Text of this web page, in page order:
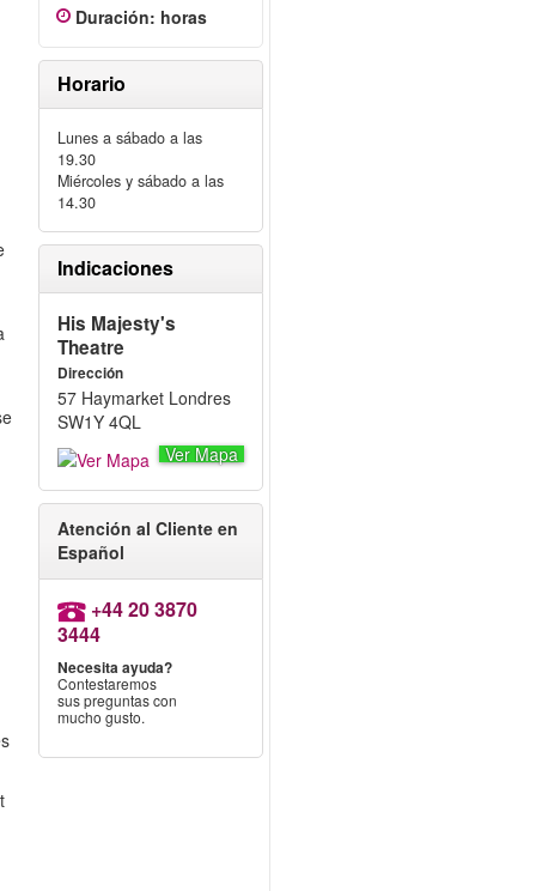
Duración: horas
Horario
Lunes a sábado a las
19.30
Miércoles y sábado a las
14.30
Indicaciones
His Majesty's
Theatre
Dirección
57 Haymarket Londres
SW1Y 4QL
Ver Mapa
Atención al Cliente en
Español
+44 20 3870
3444
Necesita ayuda?
Contestaremos
sus preguntas con
mucho gusto.